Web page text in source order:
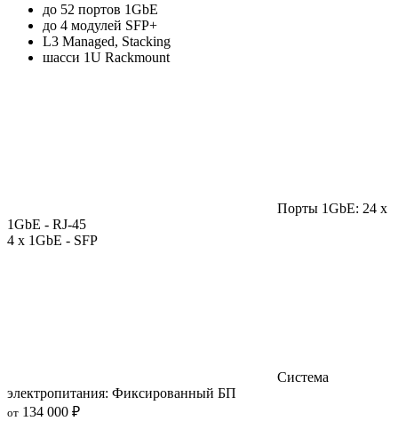
до 52 портов 1GbE
до 4 модулей SFP+
L3 Managed, Stacking
шасси 1U Rackmount
Порты 1GbE: 24 x
1GbE - RJ-45
4 x 1GbE - SFP
Система
электропитания: Фиксированный БП
от 134 000 ₽